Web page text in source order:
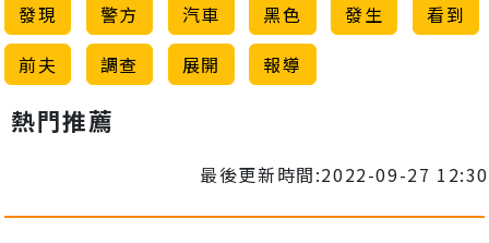
發現 警方 汽車 黑色 發生
看到
前夫
調查 展開 報導
熱門推薦
最後更新時間:2022-09-27 12:30